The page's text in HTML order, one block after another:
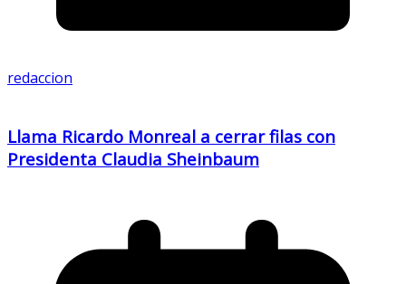
redaccion
Llama Ricardo Monreal a cerrar filas con
Presidenta Claudia Sheinbaum